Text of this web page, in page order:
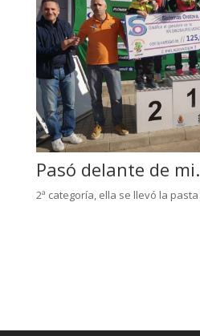
Pasó delante de
2ª categoría, ella se llevó la